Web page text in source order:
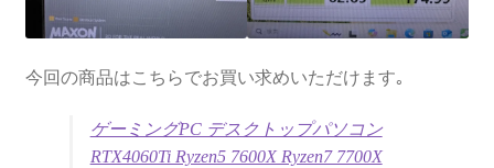
今回の商品はこちらでお買い求めいただけます｡
ゲーミングPC デスクトップパソコン
RTX4060Ti Ryzen5 7600X Ryzen7 7700X